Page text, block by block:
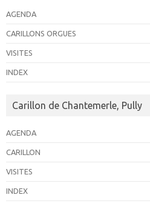
AGENDA
CARILLONS ORGUES
VISITES
INDEX
Carillon de Chantemerle, Pully
AGENDA
CARILLON
VISITES
INDEX